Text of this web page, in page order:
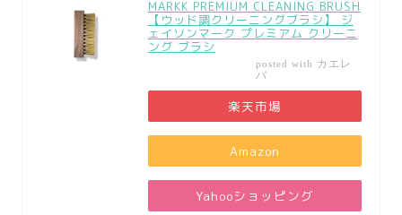
MARKK PREMIUM CLEANING BRUSH
【ウッド調クリーニングブラシ】 ジ
ェイソンマーク プレミアム クリーニ
ング ブラシ
posted with カエレ
バ
楽天市場
Amazon
Yahooショッピング